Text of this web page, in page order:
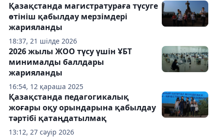
18:37, 21 шілде 2026
Қазақстанда магистратураға түсуге
өтініш қабылдау мерзімдері
жарияланды
16:54, 12 қараша 2025
2026 жылы ЖОО түсу үшін ҰБТ
минималды баллдары
жарияланды
13:12, 27 сәуір 2026
Қазақстанда педагогикалық
жоғары оқу орындарына қабылдау
тәртібі қатаңдатылмақ